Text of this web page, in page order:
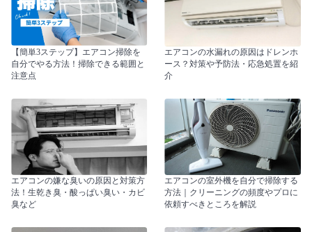
【簡単3ステップ】エアコン掃除を
自分でやる方法！掃除できる範囲と
注意点
エアコンの水漏れの原因はドレンホ
ース？対策や予防法・応急処置を紹
介
エアコンの嫌な臭いの原因と対策方
法！生乾き臭・酸っぱい臭い・カビ
臭など
エアコンの室外機を自分で掃除する
方法｜クリーニングの頻度やプロに
依頼すべきところを解説